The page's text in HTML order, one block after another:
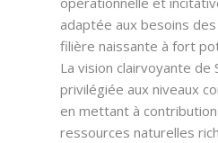
adaptée aux besoins
filière naissante à fort
La vision clairvoyante de
privilégiée aux niveaux
en mettant à
ressources naturelles